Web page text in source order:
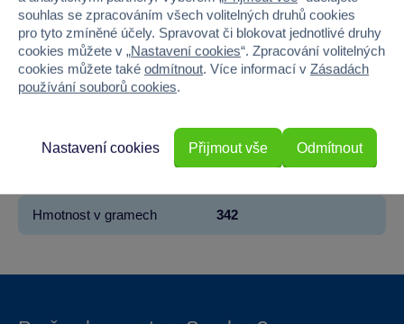
Věk od 3
Pohlaví HOLKA, KLUK
Šířka
Hmotnost v gramech 342
souhlas se zpracováním všech volitelných druhů cookies
pro tyto zmíněné účely. Spravovat či blokovat jednotlivé druhy
cookies můžete v „Nastavení cookies“. Zpracování volitelných
cookies můžete také odmítnout. Více informací v Zásadách
používání souborů cookies.
Odmítnout
Nastavení cookies Přijmout vše